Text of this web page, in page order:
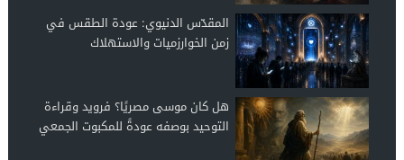
المقدّس الدنيوي: عودة الطقس في
زمن الخوارزميات والاستهلاك
هل كان موسى مصريًا؟ فرويد وقراءة
التوحيد بوصفه عودةً للمكبوت الجمعي